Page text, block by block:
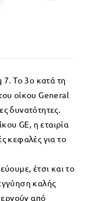
7. Το 3ο κατά τη
οίκου General
δυνατότητες.
GE, η εταιρία
κεφαλές για το
έτσι και το
καλής
από